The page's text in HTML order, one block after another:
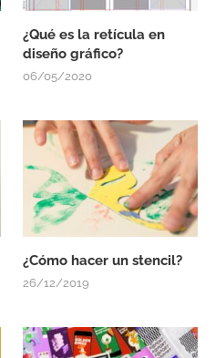
¿Qué es la retícula en
diseño gráfico?
06/05/2020
¿Cómo hacer un stencil?
26/12/2019